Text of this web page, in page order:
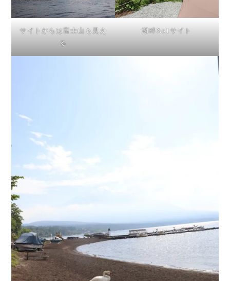
サイトからは富士山も見え
る
湖畔No1サイト